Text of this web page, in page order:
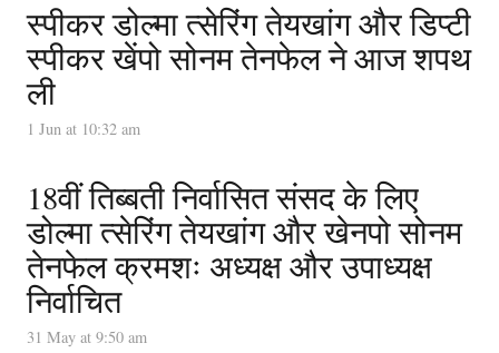
स्पीकर डोल्मा त्सेरिंग तेयखांग और डिप्टी
स्पीकर खेंपो सोनम तेनफेल ने आज शपथ
ली
1 Jun at 10:32 am
18वीं तिब्बती निर्वासित संसद के लिए
डोल्मा त्सेरिंग तेयखांग और खेनपो सोनम
तेनफेल क्रमशः अध्यक्ष और उपाध्यक्ष
निर्वाचित
31 May at 9:50 am